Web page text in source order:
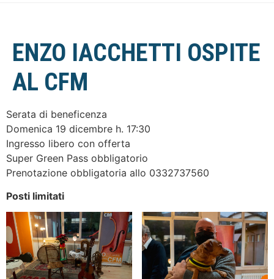
ENZO IACCHETTI OSPITE
AL CFM
Serata di beneficenza
Domenica 19 dicembre h. 17:30
Ingresso libero con offerta
Super Green Pass obbligatorio
Prenotazione obbligatoria allo 0332737560
Posti limitati